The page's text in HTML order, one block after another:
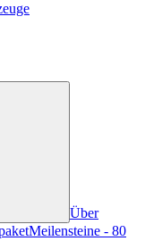
Über
Meilensteine - 80